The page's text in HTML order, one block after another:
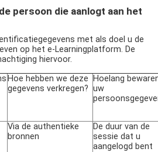
persoon die aanlogt aan het
met als doel u de
op het e-Learningplatform. De
hiervoor.
Hoe hebben we deze
gegevens verkregen?
Hoelang
uw
Via de authentieke
bronnen
De duur van de
sessie dat u
aangelogd bent